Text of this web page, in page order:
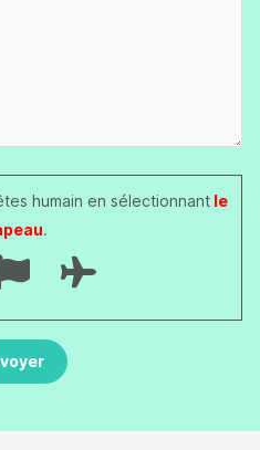
humain en sélectionnantle
.